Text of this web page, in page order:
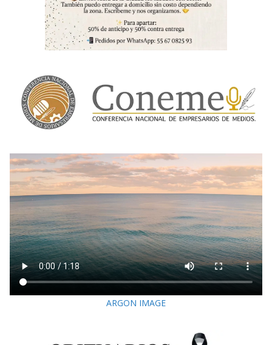
ARGON IMAGE